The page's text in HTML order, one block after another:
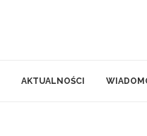
AKTUALNOŚCI